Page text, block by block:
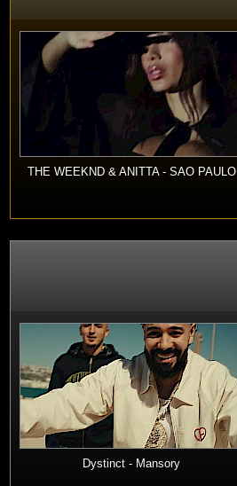
THE WEEKND & ANITTA - SAO PAULO
Dystinct - Mansory